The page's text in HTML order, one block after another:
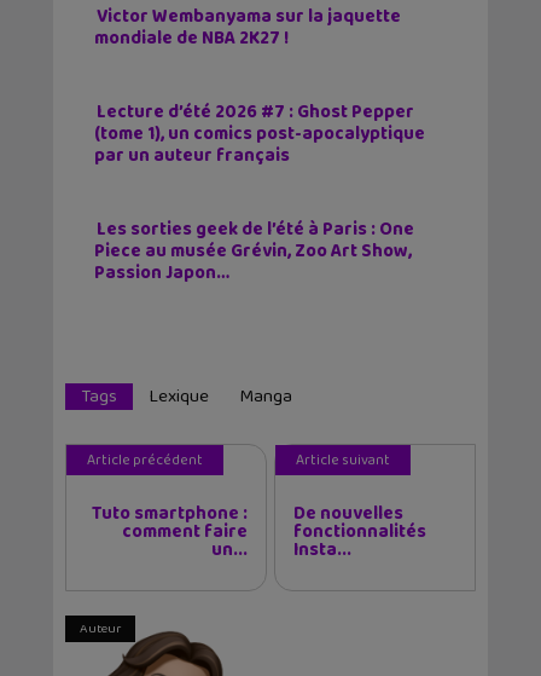
Victor Wembanyama sur la jaquette
mondiale de NBA 2K27 !
Lecture d’été 2026 #7 : Ghost Pepper
(tome 1), un comics post-apocalyptique
par un auteur français
Les sorties geek de l’été à Paris : One
Piece au musée Grévin, Zoo Art Show,
Passion Japon…
Tags Lexique Manga
Article précédent
Tuto smartphone :
comment faire
un...
Article suivant
De nouvelles
fonctionnalités
Insta...
Auteur